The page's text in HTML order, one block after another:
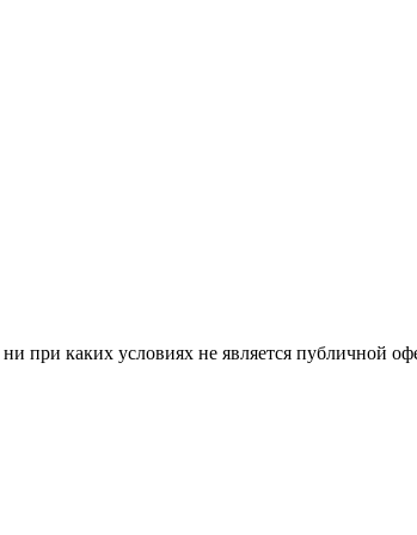
при каких условиях не является публичной